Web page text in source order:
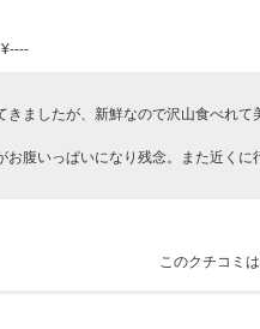
¥----
ましたが、新鮮なので沢山食べれて
腹いっぱいになり残念。また近くに
このクチコミ